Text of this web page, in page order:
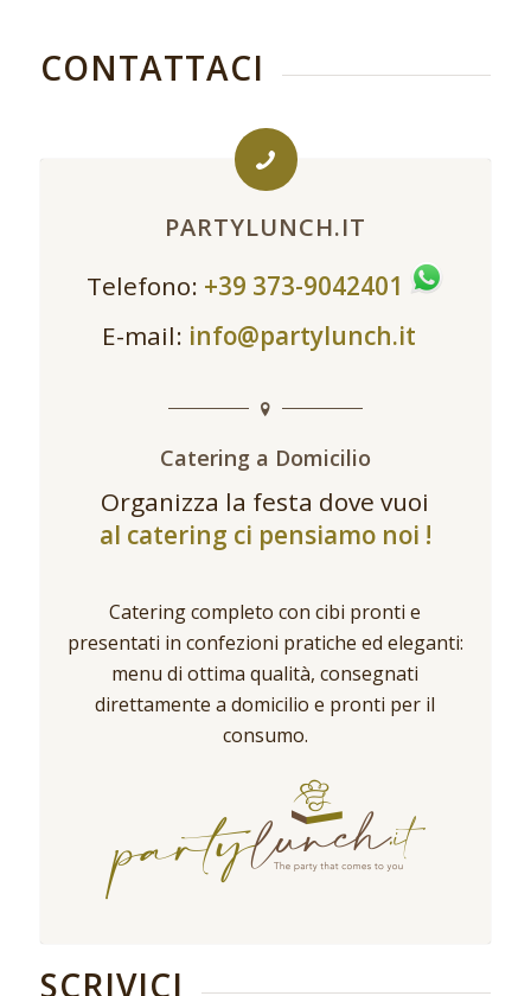
CONTATTACI
PARTYLUNCH.IT
Telefono: +39 373-9042401
E-mail: info@partylunch.it
Catering a Domicilio
Organizza la festa dove vuoi
al catering ci pensiamo noi !
Catering completo con cibi pronti e
presentati in confezioni pratiche ed eleganti:
menu di ottima qualità, consegnati
direttamente a domicilio e pronti per il
consumo.
SCRIVICI